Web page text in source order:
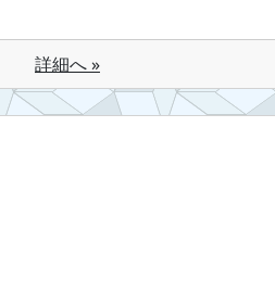
詳細へ »